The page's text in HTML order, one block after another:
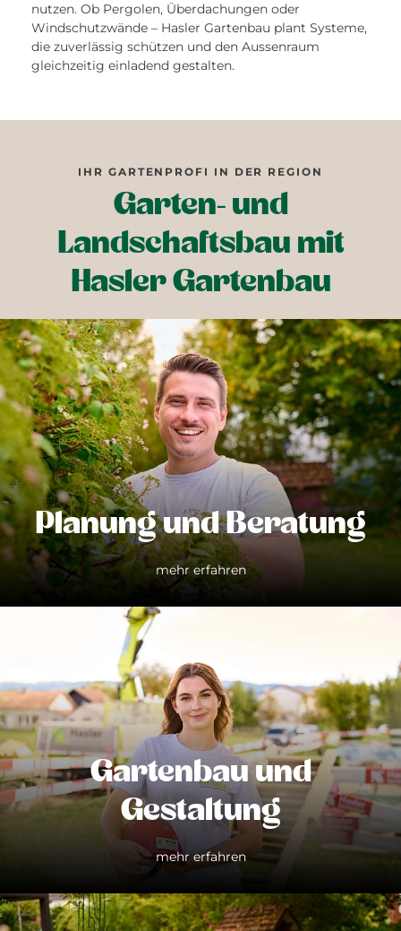
nutzen. Ob Pergolen, Überdachungen oder
Windschutzwände – Hasler Gartenbau plant Systeme,
die zuverlässig schützen und den Aussenraum
gleichzeitig einladend gestalten.
IHR GARTENPROFI IN DER REGION
Garten- und
Landschaftsbau mit
Hasler Gartenbau
Planung und Beratung
mehr erfahren
Gartenbau und
Gestaltung
mehr erfahren